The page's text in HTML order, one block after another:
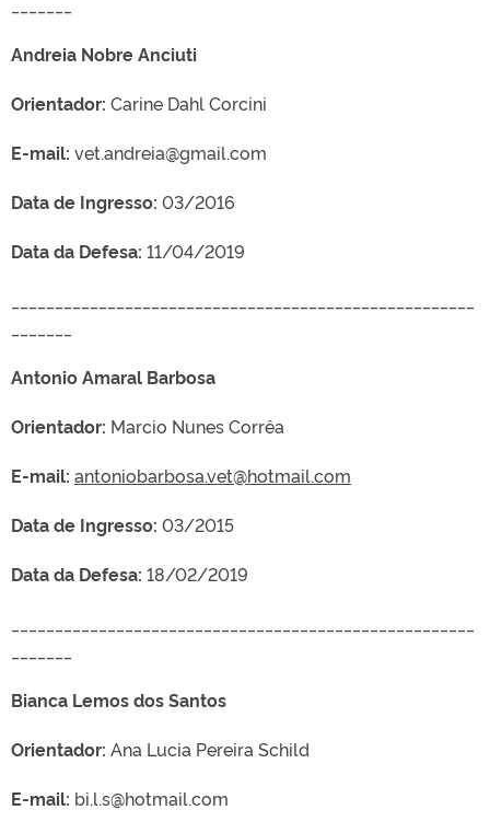
Andreia Nobre Anciuti
Orientador: Carine Dahl Corcini
E-mail: vet.andreia@gmail.com
Data de Ingresso: 03/2016
Data da Defesa: 11/04/2019
Antonio Amaral Barbosa
Orientador: Marcio Nunes Corrêa
E-mail: antoniobarbosa.vet@hotmail.com
Data de Ingresso: 03/2015
Data da Defesa: 18/02/2019
Bianca Lemos dos Santos
Orientador: Ana Lucia Pereira Schild
E-mail: bi.l.s@hotmail.com